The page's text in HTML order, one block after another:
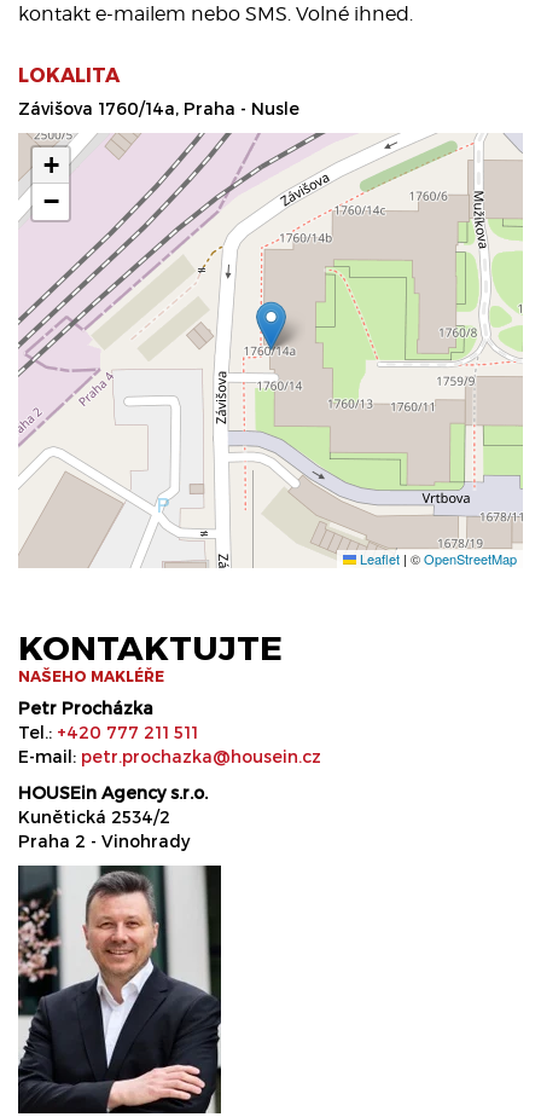
kontakt e-mailem nebo SMS. Volné ihned.
LOKALITA
Závišova 1760/14a, Praha - Nusle
+
−
Leaflet | ©OpenStreetMap
KONTAKTUJTE
NAŠEHO MAKLÉŘE
Petr Procházka
Tel.: +420 777 211 511
E-mail: petr.prochazka@housein.cz
HOUSEin Agency s.r.o.
Kunětická 2534/2
Praha 2 - Vinohrady